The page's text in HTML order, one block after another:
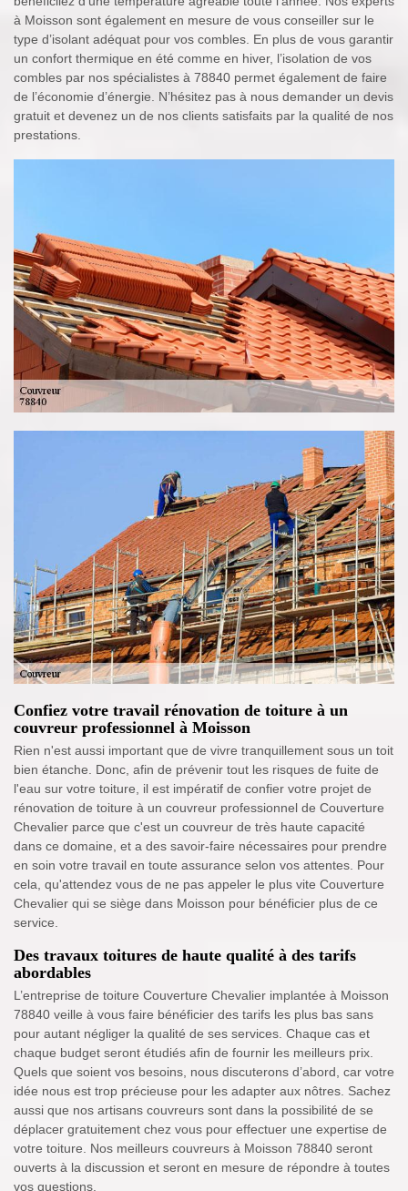
à Moisson sont également en mesure de vous conseiller sur le
type d’isolant adéquat pour vos combles. En plus de vous garantir
un confort thermique en été comme en hiver, l’isolation de vos
combles par nos spécialistes à 78840 permet également de faire
de l’économie d’énergie. N’hésitez pas à nous demander un devis
gratuit et devenez un de nos clients satisfaits par la qualité de nos
prestations.
Confiez votre travail rénovation de toiture à un
couvreur professionnel à Moisson
Rien n'est aussi important que de vivre tranquillement sous un toit
bien étanche. Donc, afin de prévenir tout les risques de fuite de
l'eau sur votre toiture, il est impératif de confier votre projet de
rénovation de toiture à un couvreur professionnel de Couverture
Chevalier parce que c'est un couvreur de très haute capacité
dans ce domaine, et a des savoir-faire nécessaires pour prendre
en soin votre travail en toute assurance selon vos attentes. Pour
cela, qu'attendez vous de ne pas appeler le plus vite Couverture
Chevalier qui se siège dans Moisson pour bénéficier plus de ce
service.
Des travaux toitures de haute qualité à des tarifs
abordables
L’entreprise de toiture Couverture Chevalier implantée à Moisson
78840 veille à vous faire bénéficier des tarifs les plus bas sans
pour autant négliger la qualité de ses services. Chaque cas et
chaque budget seront étudiés afin de fournir les meilleurs prix.
Quels que soient vos besoins, nous discuterons d’abord, car votre
idée nous est trop précieuse pour les adapter aux nôtres. Sachez
aussi que nos artisans couvreurs sont dans la possibilité de se
déplacer gratuitement chez vous pour effectuer une expertise de
votre toiture. Nos meilleurs couvreurs à Moisson 78840 seront
ouverts à la discussion et seront en mesure de répondre à toutes
vos questions.